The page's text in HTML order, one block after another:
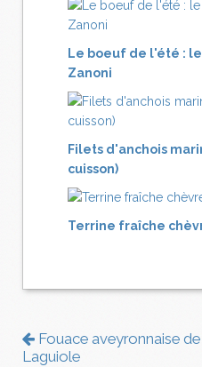
Le boeuf de l'été :
Zanoni
Filets d'anchois
cuisson)
Terrine fraîche
Fouace aveyronnaise de
Laguiole